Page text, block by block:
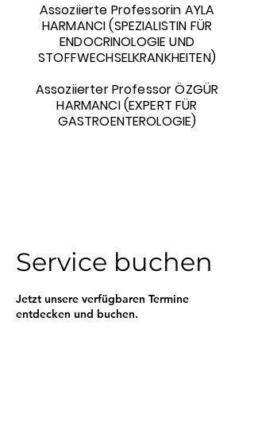
Assoziierte Professorin AYLA
HARMANCI (SPEZIALISTIN FÜR
ENDOCRINOLOGIE UND
STOFFWECHSELKRANKHEITEN)
Assoziierter Professor ÖZGÜR
HARMANCI (EXPERT FÜR
GASTROENTEROLOGIE)
Service buchen
Jetzt unsere verfügbaren Termine
entdecken und buchen.